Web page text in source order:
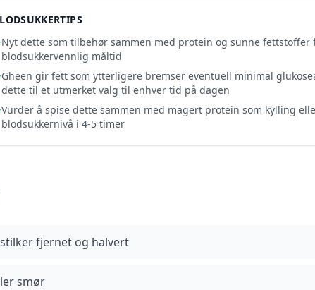
Nyt dette som tilbehør sammen med protein og sunne fettstoffer
blodsukkervennlig måltid
Gheen gir fett som ytterligere bremser eventuell minimal
dette til et utmerket valg til enhver tid på dagen
Vurder å spise dette sammen med magert protein som kylling
blodsukkernivå i 4-5 timer
fjernet og halvert
smør